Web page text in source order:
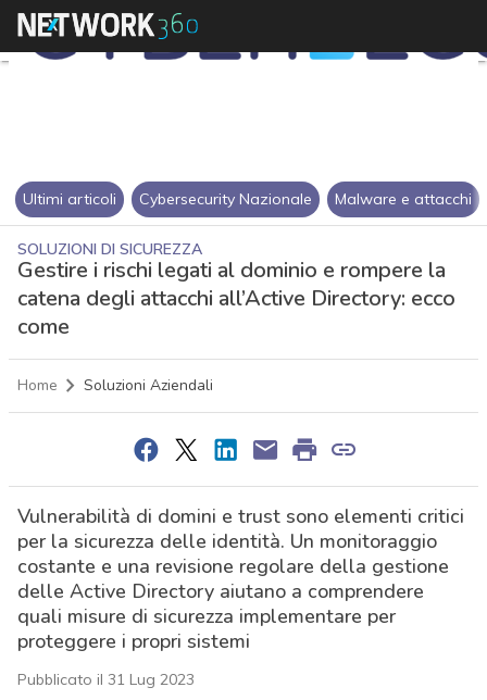
Ultimi articoli Cybersecurity Nazionale Malware e attacchi
SOLUZIONI DI SICUREZZA
Gestire i rischi legati al dominio e rompere la
catena degli attacchi all’Active Directory: ecco
come
Home Soluzioni Aziendali
Vulnerabilità di domini e trust sono elementi critici
per la sicurezza delle identità. Un monitoraggio
costante e una revisione regolare della gestione
delle Active Directory aiutano a comprendere
quali misure di sicurezza implementare per
proteggere i propri sistemi
Pubblicato il 31 Lug 2023